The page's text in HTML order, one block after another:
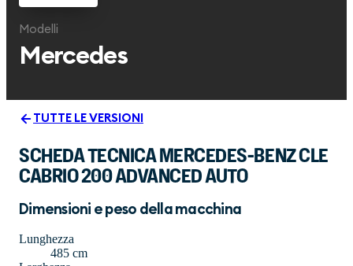
Modelli
Mercedes
TUTTE LE VERSIONI
SCHEDA TECNICA MERCEDES-BENZ CLE
CABRIO 200 ADVANCED AUTO
Dimensioni e peso della macchina
Lunghezza
485 cm